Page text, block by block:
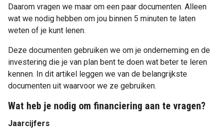
Daarom vragen we maar om een paar documenten. Alleen
wat we nodig hebben om jou binnen 5 minuten te laten
weten of je kunt lenen.
Deze documenten gebruiken we om je onderneming en de
investering die je van plan bent te doen wat beter te leren
kennen. In dit artikel leggen we van de belangrijkste
documenten uit waarvoor we ze gebruiken.
Wat heb je nodig om financiering aan te vragen?
Jaarcijfers